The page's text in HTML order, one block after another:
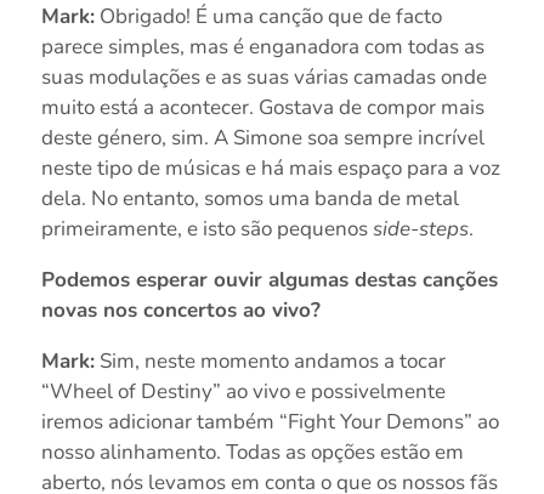
Mark:Obrigado! É uma canção que de facto
parece simples, mas é enganadora com todas as
suas modulações e as suas várias camadas onde
muito está a acontecer. Gostava de compor mais
deste género, sim. A Simone soa sempre incrível
neste tipo de músicas e há mais espaço para a voz
dela. No entanto, somos uma banda de metal
primeiramente, e isto são pequenosside-steps.
Podemos esperar ouvir algumas destas canções
novas nos concertos ao vivo?
Mark:Sim, neste momento andamos a tocar
“Wheel of Destiny” ao vivo e possivelmente
iremos adicionar também “Fight Your Demons” ao
nosso alinhamento. Todas as opções estão em
aberto, nós levamos em conta o que os nossos fãs